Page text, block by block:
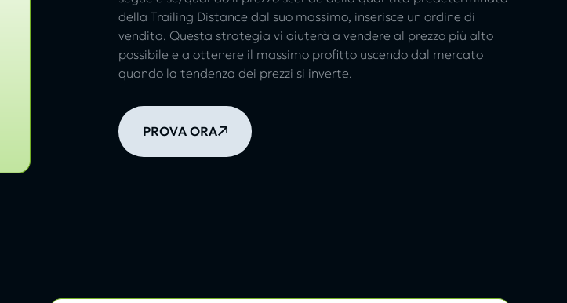
della Trailing Distance dal suo massimo, inserisce un ordine di
vendita. Questa strategia vi aiuterà a vendere al prezzo più alto
possibile e a ottenere il massimo profitto uscendo dal mercato
quando la tendenza dei prezzi si inverte.
PROVA ORA